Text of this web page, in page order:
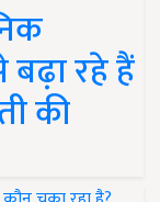
रहे हैं
की